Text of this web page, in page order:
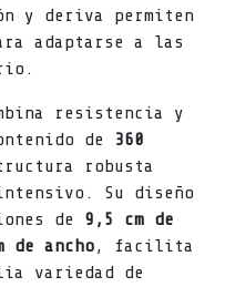
y deriva permiten
adaptarse a las
resistencia y
de
360
robusta
Su diseño
de 9,5 cm de
de ancho, facilita
variedad de